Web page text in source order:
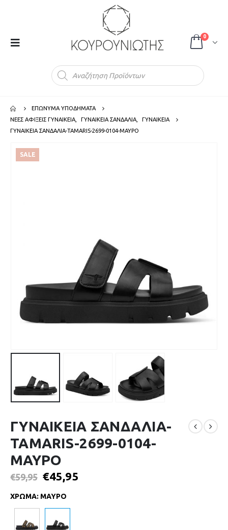
0
ΕΠΩΝΥΜΑ ΥΠΟΔΗΜΑΤΑ
ΝΕΕΣ ΑΦΙΞΕΙΣ ΓΥΝΑΙΚΕΙΑ
ΓΥΝΑΙΚΕΙΑ ΣΑΝΔΑΛΙΑ
ΓΥΝΑΙΚΕΙΑ
ΓΥΝΑΙΚΕΙΑ ΣΑΝΔΑΛΙΑ-TAMARIS-2699-0104-ΜΑΥΡΟ
SALE
ΓΥΝΑΙΚΕΙΑ ΣΑΝΔΑΛΙΑ-
TAMARIS-2699-0104-
ΜΑΥΡΟ
€59,95 €45,95
ΧΡΩΜΑ: ΜΑΥΡΟ